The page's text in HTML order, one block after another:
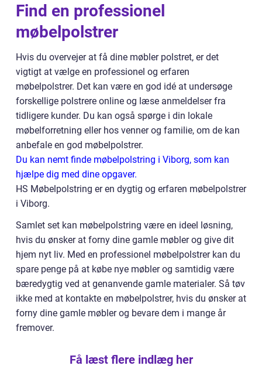
Find en professionel
møbelpolstrer
Hvis du overvejer at få dine møbler polstret, er det
vigtigt at vælge en professionel og erfaren
møbelpolstrer. Det kan være en god idé at undersøge
forskellige polstrere online og læse anmeldelser fra
tidligere kunder. Du kan også spørge i din lokale
møbelforretning eller hos venner og familie, om de kan
anbefale en god møbelpolstrer.
Du kan nemt finde møbelpolstring i Viborg, som kan
hjælpe dig med dine opgaver.
HS Møbelpolstring er en dygtig og erfaren møbelpolstrer
i Viborg.
Samlet set kan møbelpolstring være en ideel løsning,
hvis du ønsker at forny dine gamle møbler og give dit
hjem nyt liv. Med en professionel møbelpolstrer kan du
spare penge på at købe nye møbler og samtidig være
bæredygtig ved at genanvende gamle materialer. Så tøv
ikke med at kontakte en møbelpolstrer, hvis du ønsker at
forny dine gamle møbler og bevare dem i mange år
fremover.
Få læst flere indlæg her